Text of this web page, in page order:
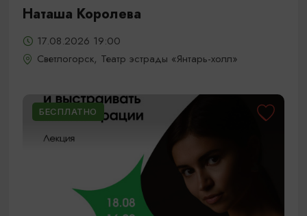
Наташа Королева
17.08.2026 19:00
Светлогорск, Театр эстрады «Янтарь-холл»
БЕСПЛАТНО